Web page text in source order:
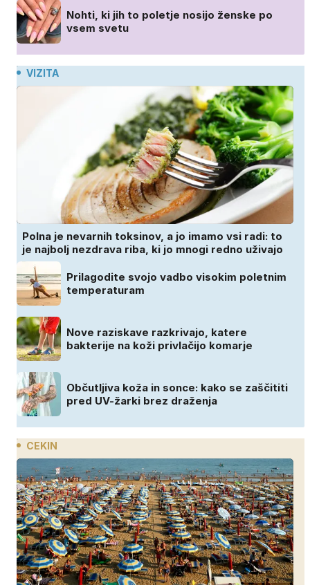
Nohti, ki jih to poletje nosijo ženske po
vsem svetu
VIZITA
Polna je nevarnih toksinov, a jo imamo vsi radi: to
je najbolj nezdrava riba, ki jo mnogi redno uživajo
Prilagodite svojo vadbo visokim poletnim
temperaturam
Nove raziskave razkrivajo, katere
bakterije na koži privlačijo komarje
Občutljiva koža in sonce: kako se zaščititi
pred UV-žarki brez draženja
CEKIN